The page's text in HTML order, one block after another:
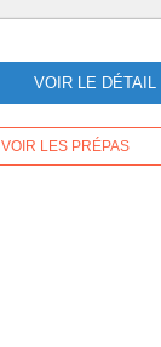
VOIR LE DÉTAIL
VOIR LES PRÉPAS